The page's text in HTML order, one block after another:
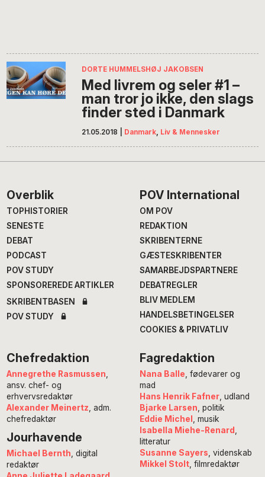
DORTE HUMMELSHØJ JAKOBSEN
Med livrem og seler #1 –
man tror jo ikke, den slags
finder sted i Danmark
21.05.2018 Danmark, Liv & Mennesker
Footer
Overblik
TOPHISTORIER
SENESTE
DEBAT
PODCAST
POV STUDY
SPONSOREREDE ARTIKLER
SKRIBENTBASEN
POV STUDY
POV International
OM POV
REDAKTION
SKRIBENTERNE
GÆSTESKRIBENTER
SAMARBEJDSPARTNERE
DEBATREGLER
BLIV MEDLEM
HANDELSBETINGELSER
COOKIES & PRIVATLIV
Chefredaktion
Annegrethe Rasmussen,
ansv. chef- og
erhvervsredaktør
Alexander Meinertz, adm.
chefredaktør
Jourhavende
Michael Bernth , digital
redaktør
Fagredaktion
Nana Balle, fødevarer og
mad
Hans Henrik Fafner, udland
Bjarke Larsen, politik
Eddie Michel , musik
Isabella Miehe-Renard ,
litteratur
Susanne Sayers, videnskab
Mikkel Stolt, filmredaktør